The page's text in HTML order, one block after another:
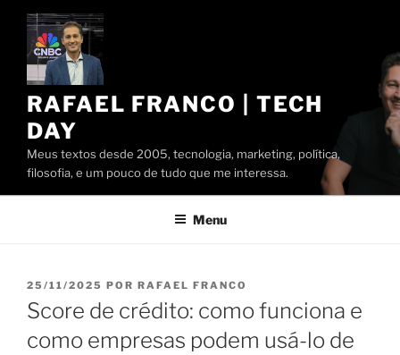
Pular
conteúdo
RAFAEL FRANCO | TECH
DAY
Meus textos desde 2005, tecnologia, marketing, política,
filosofia, e um pouco de tudo que me interessa.
Menu
PUBLICADO
EM
25/11/2025 POR RAFAEL FRANCO
Score de crédito: como funciona e
como empresas podem usá-lo de